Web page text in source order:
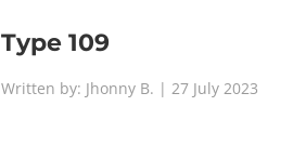
Type 109
Written by: Jhonny B. | 27 July 2023